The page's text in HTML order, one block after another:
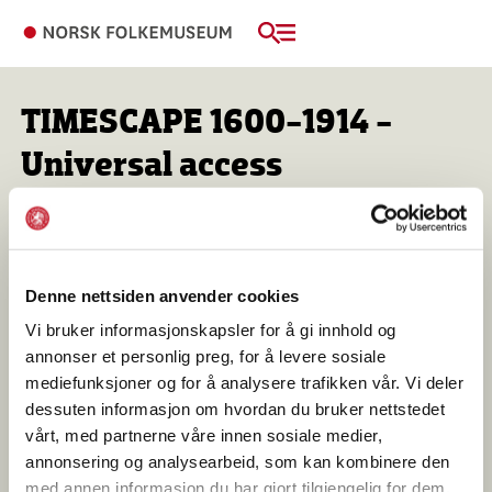
Denne nettsiden anvender cookies
Vi bruker informasjonskapsler for å gi innhold og
annonser et personlig preg, for å levere sosiale
mediefunksjoner og for å analysere trafikken vår. Vi deler
dessuten informasjon om hvordan du bruker nettstedet
vårt, med partnerne våre innen sosiale medier,
annonsering og analysearbeid, som kan kombinere den
med annen informasjon du har gjort tilgjengelig for dem,
TIMESCAPE 1600-1914 -
Universal access
The TIMESCAPE 1600–1914 exhibition aims to set
new standards for accessibility, ensuring a
welcoming experience for all visitors.
The exhibit includes step-free entrances, easy-to-follow
paths, clear signs, and well-lit areas. Visitors can also use a
museum app with exhibit information in text and audio,
available in both English and Norwegian.
Collaborations with user groups, including those